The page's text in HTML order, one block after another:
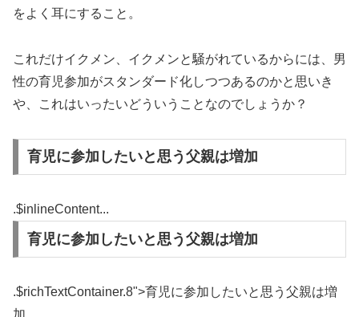
をよく耳にすること。
これだけイクメン、イクメンと騒がれているからには、男
性の育児参加がスタンダード化しつつあるのかと思いき
や、これはいったいどういうことなのでしょうか？
育児に参加したいと思う父親は増加
.$inlineContent...
育児に参加したいと思う父親は増加
.$richTextContainer.8">育児に参加したいと思う父親は増